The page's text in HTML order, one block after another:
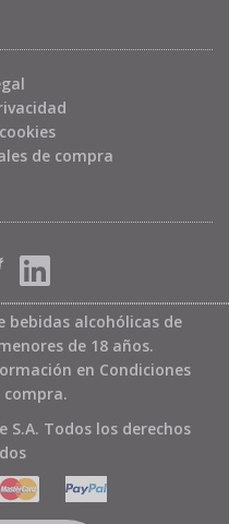
de compra
bebidas alcohólicas de
de 18 años.
en Condiciones
compra.
Todos los derechos